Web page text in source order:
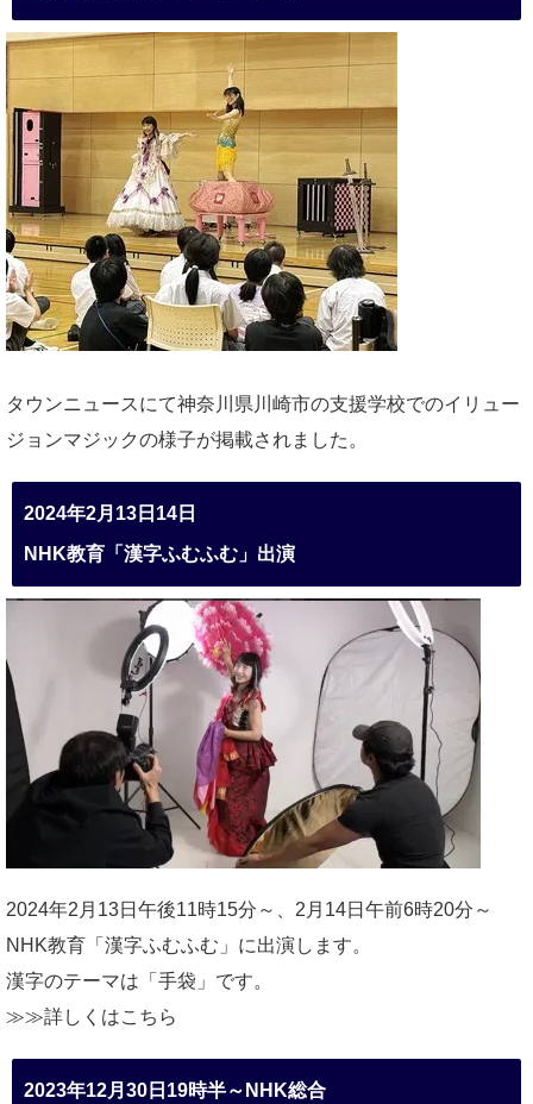
タウンニュースにて神奈川県川崎市の支援学校でのイリュー
ジョンマジックの様子が掲載されました。
2024年2月13日14日
NHK教育「漢字ふむふむ」出演
2024年2月13日午後11時15分～、2月14日午前6時20分～
NHK教育「漢字ふむふむ」に出演します。
漢字のテーマは「手袋」です。
≫≫詳しくはこちら
2023年12月30日19時半～NHK総合